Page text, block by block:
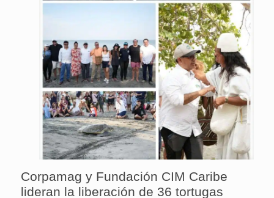
Corpamag y Fundación CIM Caribe
lideran la liberación de 36 tortugas